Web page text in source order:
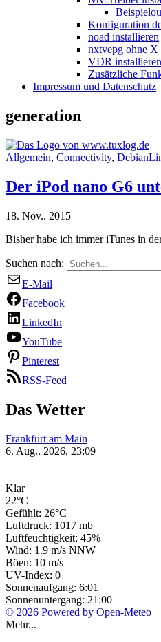
Konfiguration
noad installieren
nxtvepg ohne X
VDR installieren
Zusätzliche
Impressum und Datenschutz
generation
Allgemein, Connectivity,
Der iPod nano G6
18. Nov.. 2015
Bisher habe ich immer iTunes in
Suchen nach:
E-Mail
Facebook
LinkedIn
YouTube
Pinterest
RSS-Feed
Das Wetter
Frankfurt am Main
6. Aug.. 2026, 23:09
Klar
22°C
Gefühlt: 26°C
Luftdruck: 1017 mb
Luftfeuchtigkeit: 45%
Wind: 1.9 m/s NNW
Böen: 10 m/s
UV-Index: 0
Sonnenaufgang: 6:01
Sonnenuntergang: 21:00
© 2026 Powered by Open-Meteo
Mehr...